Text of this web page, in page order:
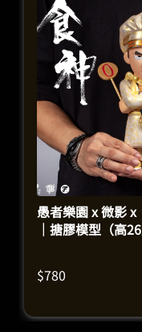
愚者樂園 x 微影
｜搪膠模型（高26
$780